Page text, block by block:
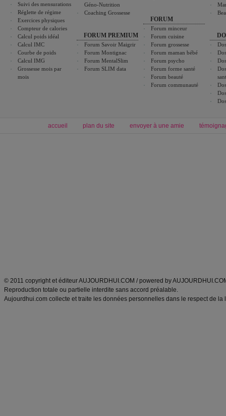
Suivi des mensurations
Réglette de régime
Exercices physiques
Compteur de calories
Calcul poids idéal
Calcul IMC
Courbe de poids
Calcul IMG
Grossesse mois par
mois
Géno-Nutrition
Coaching Grossesse
FORUM PREMIUM
Forum Savoir Maigrir
Forum Montignac
Forum MentalSlim
Forum SLIM data
FORUM
Forum minceur
Forum cuisine
Forum grossesse
Forum maman bébé
Forum psycho
Forum forme santé
Forum beauté
Forum communauté
accueil plan du site envoyer à une amie
© 2011 copyright et éditeur AUJOURDHUI.COM / powered by
Reproduction totale ou partielle interdite sans accord préalable.
Aujourdhui.com collecte et traite les données personnelles dans le respect de